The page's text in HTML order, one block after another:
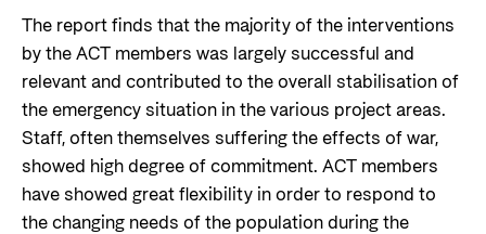
The report finds that the majority of the interventions
by the ACT members was largely successful and
relevant and contributed to the overall stabilisation of
the emergency situation in the various project areas.
Staff, often themselves suffering the effects of war,
showed high degree of commitment. ACT members
have showed great flexibility in order to respond to
the changing needs of the population during the